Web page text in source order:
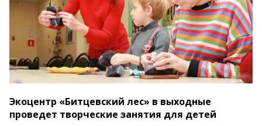
Экоцентр «Битцевский лес» в выходные
проведет творческие занятия для детей